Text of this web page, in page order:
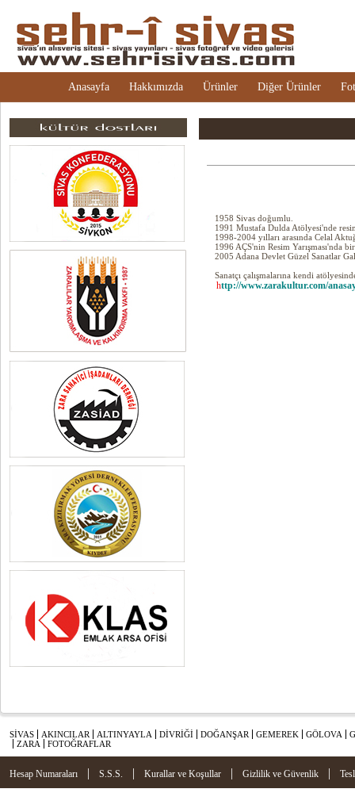
Anasayfa Hakkımızda Ürünler Diğer Ürünler
1958 Sivas doğumlu.
1991 Mustafa Dulda Atölyesi'nde
1998-2004 yılları arasında Celal
1996 AÇS'nin Resim Yarışması'nda
2005 Adana Devlet Güzel Sanatlar
Sanatçı çalışmalarına kendi
http://www.zarakultur.com/
SİVAS AKINCILAR ALTINYAYLA DİVRİĞİ DOĞANŞAR GEMEREK GÖLOVA
ZARA
FOTOĞRAFLAR
Hesap Numaraları | S.S.S. | Kurallar ve Koşullar | Gizlilik ve Güvenlik |